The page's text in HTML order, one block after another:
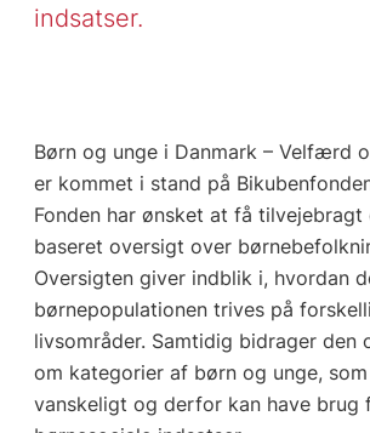
indsatser.
Børn og unge i Danmark – Velfærd
er kommet i stand på
Fonden har ønsket at få tilvejebragt
baseret oversigt over
Oversigten giver indblik i, hvordan
børnepopulationen trives på
livsområder. Samtidig bidrager den
om kategorier af børn og unge,
vanskeligt og derfor kan have brug